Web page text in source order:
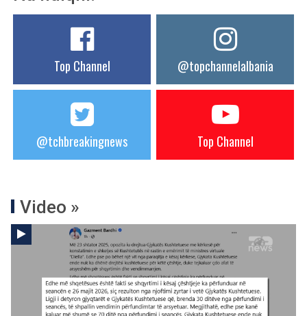
Top Channel @topchannelalbania
@tchbreakingnews Top Channel
Video »